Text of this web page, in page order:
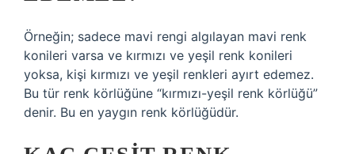
Örneğin; sadece mavi rengi algılayan mavi renk
konileri varsa ve kırmızı ve yeşil renk konileri
yoksa, kişi kırmızı ve yeşil renkleri ayırt edemez.
Bu tür renk körlüğüne “kırmızı-yeşil renk körlüğü”
denir. Bu en yaygın renk körlüğüdür.